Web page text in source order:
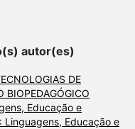
autor(es)
DE
BIOPEDAGÓGICO
Educação e
Educação e